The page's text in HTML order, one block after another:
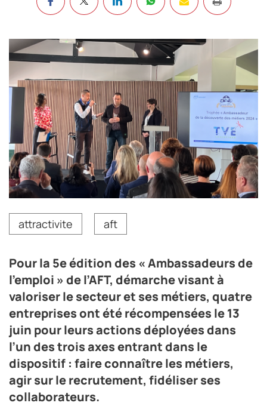
La société TVE Logistique (03) a été distinguée dans la
catégorie « Découverte des métiers ».
attractivite aft
Pour la 5e édition des « Ambassadeurs de
l’emploi » de l’AFT, démarche visant à
valoriser le secteur et ses métiers, quatre
entreprises ont été récompensées le 13
juin pour leurs actions déployées dans
l’un des trois axes entrant dans le
dispositif : faire connaître les métiers,
agir sur le recrutement, fidéliser ses
collaborateurs.